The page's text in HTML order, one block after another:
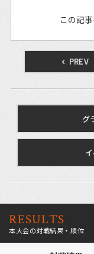
この記
PREV
グ
RESULTS
本大会の対戦結果・順位